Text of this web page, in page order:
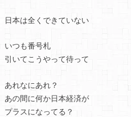
日本は全くできていない
いつも番号札
引いてこうやって待って
あれなにあれ？
あの間に何か日本経済が
プラスになってる？